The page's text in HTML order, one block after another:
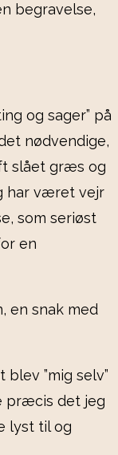
begravelse,
og sager” på
nødvendige,
slået græs og
har været vejr
som seriøst
en
en snak med
blev ”mig selv”
præcis det jeg
lyst til og